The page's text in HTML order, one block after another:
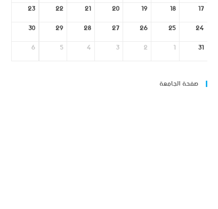
17
18
19
20
21
22
23
24
25
26
27
28
29
30
31
1
2
3
4
5
6
صفحة الجامعة